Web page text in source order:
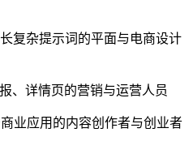
复杂提示词的平面与电商设计
、详情页的营销与运营人员
业应用的内容创作者与创业者